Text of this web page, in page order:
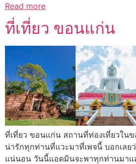
Read more
ที่เที่ยว ขอนแก่น
ที่เที่ยว ขอนแก่น สถานที่ท่องเที่ยวใน
น่ารักทุกท่านที่แวะมาที่เพจนี้ บอกเลย
แน่นอน วันนี้แอดมินจะพาทุกท่านมาแ